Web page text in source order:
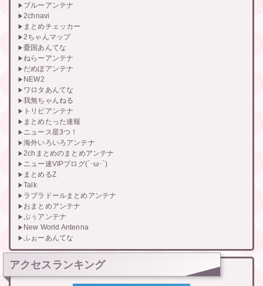
ブルーアンテナ
2chnavi
まとめチェッカー
2ちゃんマップ
憂国あんてな
ねらーアンテナ
だめぽアンテナ
NEW2
ワロタあんてな
我無ちゃんねる
トリビアンテナ
まとめたった速報
ニュース星3つ！
海外いろいろアンテナ
2chまとめのまとめアンテナ
ニュー速VIPブログ(`･ω･´)
まとめるZ
Talk
ラブラドールまとめアンテナ
おまとめアンテナ
ぷぅアンテナ
New World Antenna
ふぉーあんてな
アクセスランキング